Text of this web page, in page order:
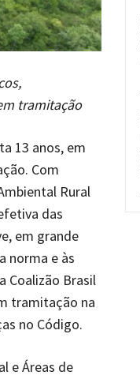
tramitação
13 anos, em
Com
Rural
das
em grande
norma e às
Coalizão Brasil
tramitação na
no Código.
e Áreas de